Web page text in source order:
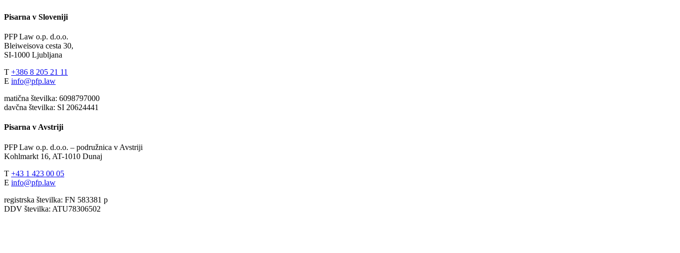
Pisarna v Sloveniji
PFP Law o.p. d.o.o.
Bleiweisova cesta 30,
SI-1000 Ljubljana
T +386 8 205 21 11
E info@pfp.law
matična številka: 6098797000
davčna številka: SI 20624441
Pisarna v Avstriji
PFP Law o.p. d.o.o. – podružnica v Avstriji
Kohlmarkt 16, AT-1010 Dunaj
T +43 1 423 00 05
E info@pfp.law
registrska številka: FN 583381 p
DDV številka: ATU78306502